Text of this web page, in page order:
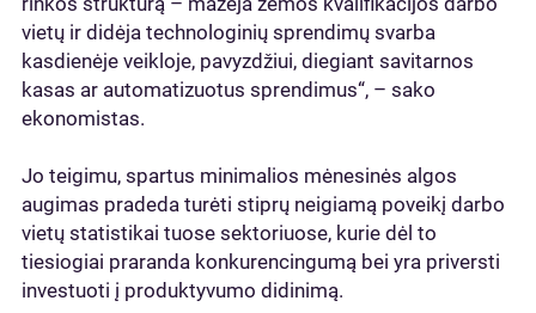
vietų ir didėja technologinių sprendimų svarba
kasdienėje veikloje, pavyzdžiui, diegiant savitarnos
kasas ar automatizuotus sprendimus“, – sako
ekonomistas.
Jo teigimu, spartus minimalios mėnesinės algos
augimas pradeda turėti stiprų neigiamą poveikį darbo
vietų statistikai tuose sektoriuose, kurie dėl to
tiesiogiai praranda konkurencingumą bei yra priversti
investuoti į produktyvumo didinimą.